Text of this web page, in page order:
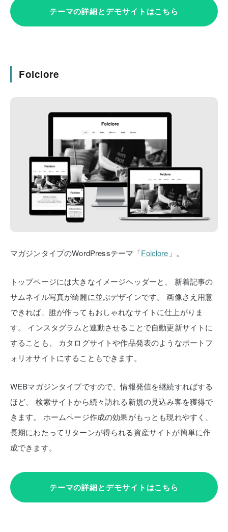
テーマの詳細とデモサイトはこちら
Folclore
マガジンタイプのWordPressテーマ「Folclore 」。
トップページには大きなイメージヘッダーと、
新着記事の
サムネイル写真が綺麗に並ぶデザインです。
画像さえ用意
できれば、誰が作ってもおしゃれなサイトに仕上がりま
す。
インスタグラムと連動させることで自動更新サイトに
することも、
カタログサイトや作品発表のようなポートフ
ォリオサイトにすることもできます。
WEBマガジンタイプですので、情報発信を継続すればする
ほど、
検索サイトから続々訪れる新規の見込み客を獲得で
きます。
ホームページ作成の効果がもっとも現れやすく、
長期にわたってリターンが得られる資産サイトが簡単に作
成できます。
テーマの詳細とデモサイトはこちら